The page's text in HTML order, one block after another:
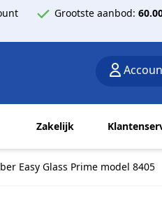
Grootste aanbod:
Zakelijk
Easy Glass Prime model 8405